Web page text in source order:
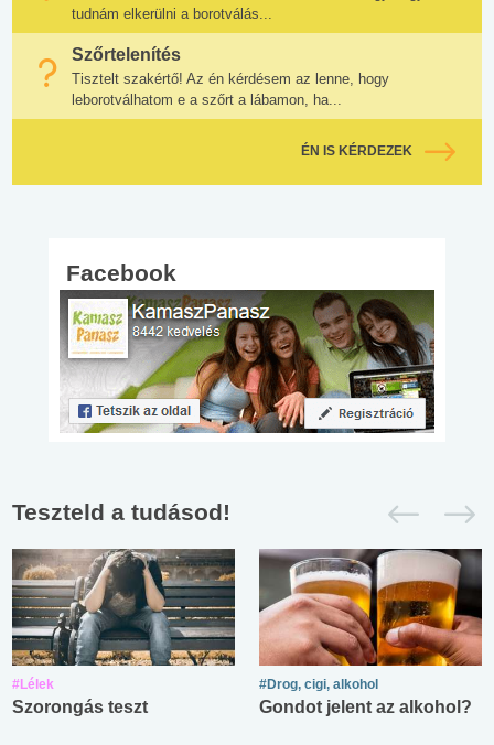
tudnám elkerülni a borotválás...
Szőrtelenítés
Tisztelt szakértő! Az én kérdésem az lenne, hogy
leborotválhatom e a szőrt a lábamon, ha...
ÉN IS KÉRDEZEK
Facebook
Teszteld a tudásod!
#Lélek
Szorongás teszt
#Drog, cigi, alkohol
Gondot jelent az alkohol?